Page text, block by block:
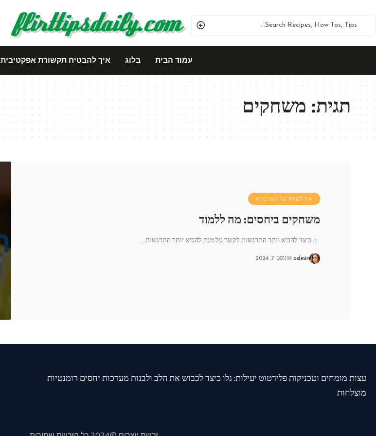
עמוד הבית בלוג איך להבטיח תקשורת אפקטיבית
תגית:משחקים
איך לשמור על קשר בריא
משחקים ביחסים: מה ללמוד
1. כיצד להביא יותר התרגשות לקשר על מנת להביא יותר התרגשות …
admin אוגוסט 7, 2024
עצות מומחים וטכניקות פלירטוט יעילות: גלו כיצד לכבוש את הלב ולבנות מערכות יחסים רומנטיות
מוצלחות